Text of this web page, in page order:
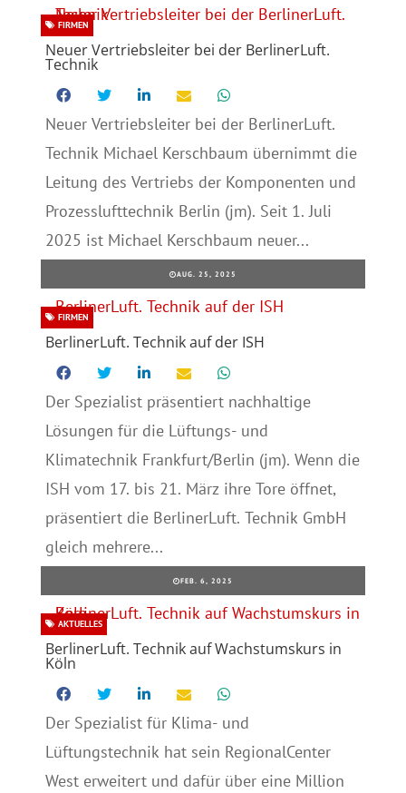
Neuer Vertriebsleiter bei der BerlinerLuft.
Technik
FIRMEN
Neuer Vertriebsleiter bei der BerlinerLuft.
Technik Michael Kerschbaum übernimmt die
Leitung des Vertriebs der Komponenten und
Prozesslufttechnik Berlin (jm). Seit 1. Juli
2025 ist Michael Kerschbaum neuer...
AUG. 25, 2025
BerlinerLuft. Technik auf der ISH
FIRMEN
Der Spezialist präsentiert nachhaltige
Lösungen für die Lüftungs- und
Klimatechnik Frankfurt/Berlin (jm). Wenn die
ISH vom 17. bis 21. März ihre Tore öffnet,
präsentiert die BerlinerLuft. Technik GmbH
gleich mehrere...
FEB. 6, 2025
BerlinerLuft. Technik auf Wachstumskurs in
Köln
AKTUELLES
Der Spezialist für Klima- und
Lüftungstechnik hat sein RegionalCenter
West erweitert und dafür über eine Million